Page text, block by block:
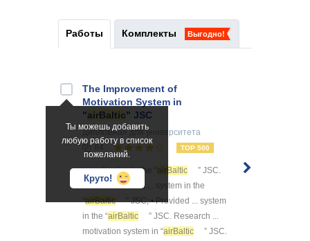
Работы Комплекты Выгодно!
Ты можешь добавить
любую работу в список
пожеланий.
Круто!
The Improvement of
Motivation System in
"airBaltic" JSC
Дипломнаядля университета
TOP 500
... motivation in the “ airBaltic
” JSC.
For achievement ... system in the
“airBaltic
” JSC; • Provided ... system
in the “airBaltic
” JSC. Research ...
motivation system in “airBaltic
” JSC.